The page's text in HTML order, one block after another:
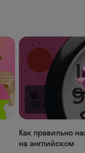
98.4K
Как правильно
на английском